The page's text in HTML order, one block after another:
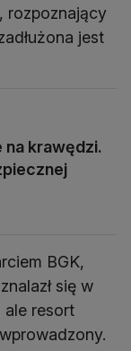
rozpoznający
jest
krawędzi.
BGK,
się w
ale resort